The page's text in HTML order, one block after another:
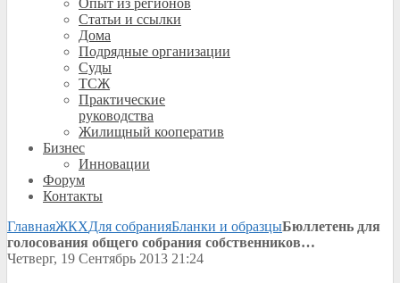
Опыт из регионов
Статьи и ссылки
Дома
Подрядные организации
Суды
ТСЖ
Практические
руководства
Жилищный кооператив
Бизнес
Инновации
Форум
Контакты
ГлавнаяЖКХДля собранияБланки и образцыБюллетень для
голосования общего собрания собственников…
Четверг, 19 Сентябрь 2013 21:24